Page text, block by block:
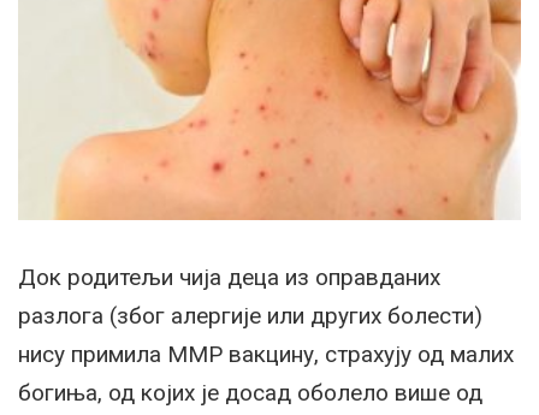
Док родитељи чија деца из оправданих
разлога (због алергије или других болести)
нису примила ММР вакцину, страхују од малих
богиња, од којих је досад оболело више од